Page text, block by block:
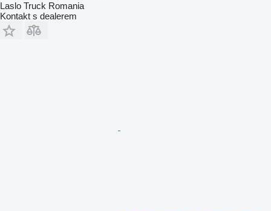
Laslo Truck Romania
Kontakt s dealerem